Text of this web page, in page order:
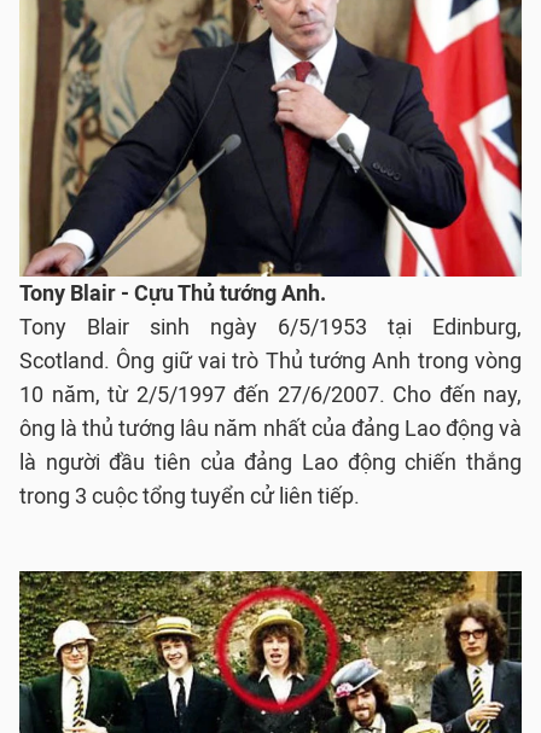
Tony Blair - Cựu Thủ tướng Anh.
Tony Blair sinh ngày 6/5/1953 tại Edinburg,
Scotland. Ông giữ vai trò Thủ tướng Anh trong vòng
10 năm, từ 2/5/1997 đến 27/6/2007. Cho đến nay,
ông là thủ tướng lâu năm nhất của đảng Lao động và
là người đầu tiên của đảng Lao động chiến thắng
trong 3 cuộc tổng tuyển cử liên tiếp.